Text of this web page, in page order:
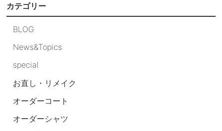
カテゴリー
BLOG
News&Topics
special
お直し・リメイク
オーダーコート
オーダーシャツ